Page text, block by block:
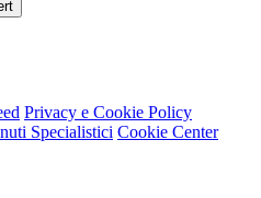
Privacy e Cookie Policy
Specialistici Cookie Center